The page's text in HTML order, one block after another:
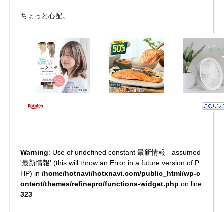
ちょっと心配。
Warning: Use of undefined constant 最新情報 - assumed
'最新情報' (this will throw an Error in a future version of P
HP) in /home/hotnavi/hotxnavi.com/public_html/wp-c
ontent/themes/refinepro/functions-widget.php on line
323